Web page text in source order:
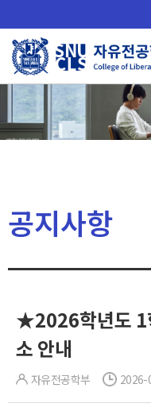
로
메
공지사항
★2026학년도 1
소 안내
자유전공학부